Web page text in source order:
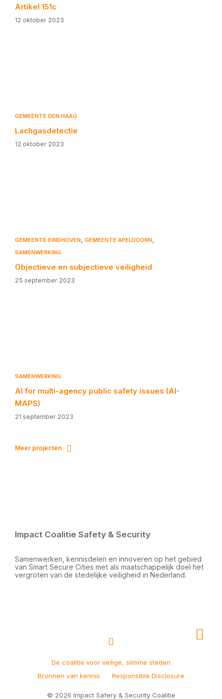
Artikel 151c
12 oktober 2023
GEMEENTE DEN HAAG
Lachgasdetectie
12 oktober 2023
GEMEENTE EINDHOVEN GEMEENTE APELDOORN
SAMENWERKING
Objectieve en subjectieve veiligheid
25 september 2023
SAMENWERKING
AI for multi-agency public safety issues (AI-
MAPS)
21 september 2023
Meer projecten
Impact Coalitie Safety & Security
Samenwerken, kennisdelen en innoveren op het gebied
van Smart Secure Cities met als maatschappelijk doel het
vergroten van de stedelijke veiligheid in Nederland.
De coalitie voor veilige, slimme steden
Bronnen van kennis
Responsible Disclosure
© 2026 Impact Safery & Security Coalitie